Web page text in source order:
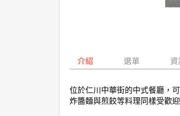
介紹 選單
位於仁川中華街的中式餐廳，
炸醬麵與煎餃等料理同樣受歡